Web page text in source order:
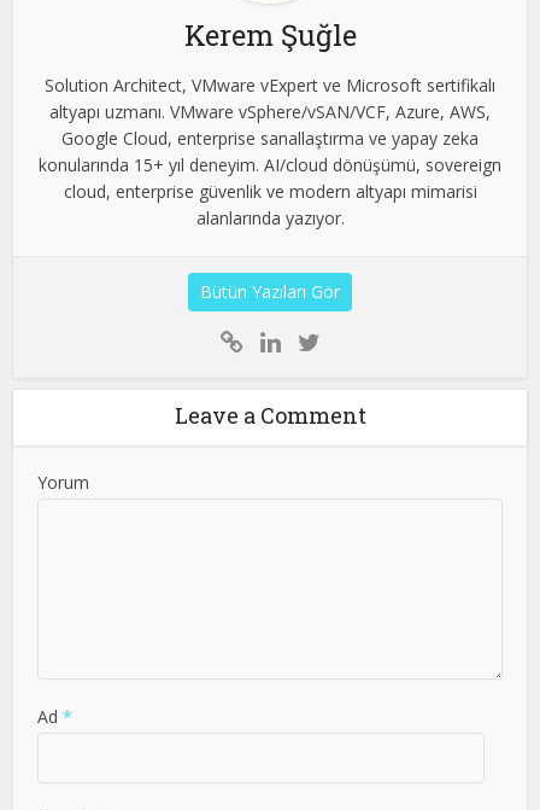
Kerem Şuğle
Solution Architect, VMware vExpert ve Microsoft sertifikalı
altyapı uzmanı. VMware vSphere/vSAN/VCF, Azure, AWS,
Google Cloud, enterprise sanallaştırma ve yapay zeka
konularında 15+ yıl deneyim. AI/cloud dönüşümü, sovereign
cloud, enterprise güvenlik ve modern altyapı mimarisi
alanlarında yazıyor.
Bütün Yazıları Gör
Leave a Comment
Yorum
Ad*